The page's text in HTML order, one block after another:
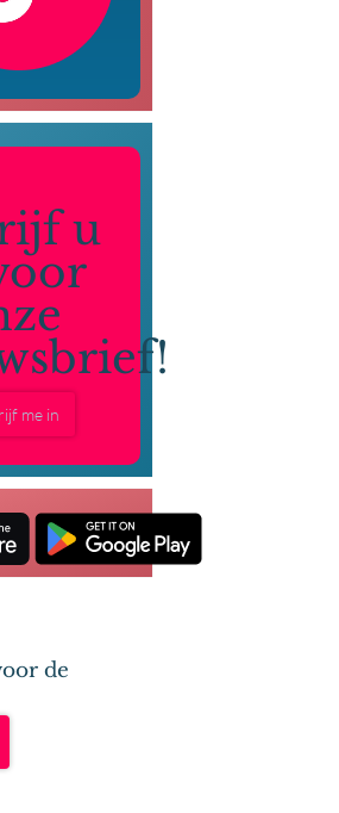
u
me in
de